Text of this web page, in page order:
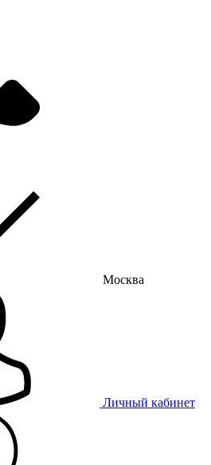
Москва
Личный кабинет